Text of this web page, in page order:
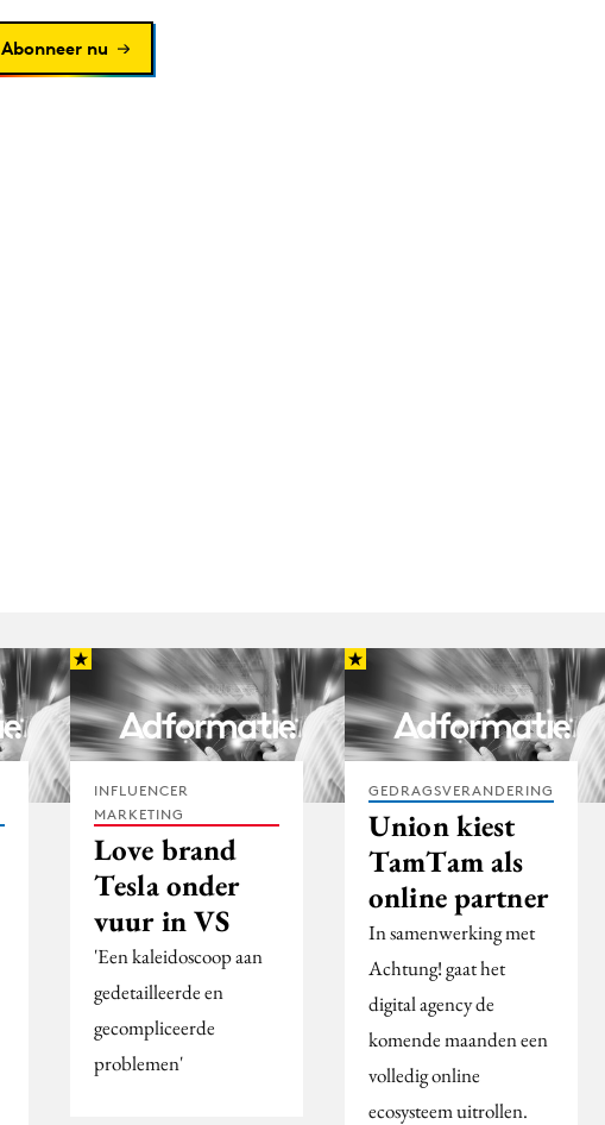
Abonneer nu
INFLUENCER
MARKETING
Love brand
Tesla onder
vuur in VS
'Een kaleidoscoop aan
gedetailleerde en
gecompliceerde
problemen'
GEDRAGSVERANDERING
Union kiest
TamTam als
online partner
In samenwerking met
Achtung! gaat het
digital agency de
komende maanden een
volledig online
ecosysteem uitrollen.